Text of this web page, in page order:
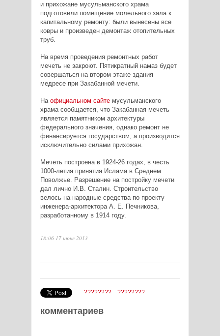
и прихожане мусульманского храма
подготовили помещение молельного зала к
капитальному ремонту: были вынесены все
ковры и произведен демонтаж отопительных
труб.
На время проведения ремонтных работ
мечеть не закроют. Пятикратный намаз будет
совершаться на втором этаже здания
медресе при Закабанной мечети.
На официальном сайтемусульманского
храма сообщается, что Закабанная мечеть
является памятником архитектуры
федерального значения, однако ремонт не
финансируется государством, а производится
исключительно силами прихожан.
Мечеть построена в 1924-26 годах, в честь
1000-летия принятия Ислама в Среднем
Поволжье. Разрешение на постройку мечети
дал лично И.В. Сталин. Строительство
велось на народные средства по проекту
инженера-архитектора А. Е. Печникова,
разработанному в 1914 году.
18:06 17 июня 2013
???????? ????????
комментариев